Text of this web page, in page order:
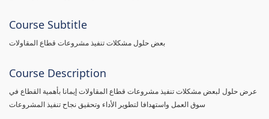
Course Subtitle
بعض حلول مشكلات تنفيذ مشروعات قطاع المقاولات
Course Description
عرض حلول لبعض مشكلات تنفيذ مشروعات قطاع المقاولات إيمانا بأهمية القطاع في
سوق العمل واستهدافا لتطوير الأداء وتحقيق نجاح تنفيذ المشروعات